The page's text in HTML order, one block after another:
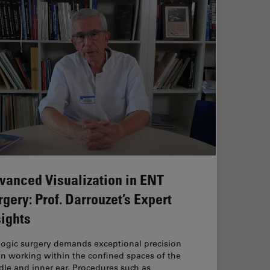
Visualization in ENT
Prof. Darrouzet’s Expert
surgery demands exceptional precision
working within the confined spaces of the
and inner ear. Procedures such as